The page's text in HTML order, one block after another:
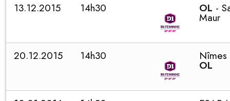
13.12.2015 14h30 OL -
Maur
20.12.2015 14h30 Nîmes
OL